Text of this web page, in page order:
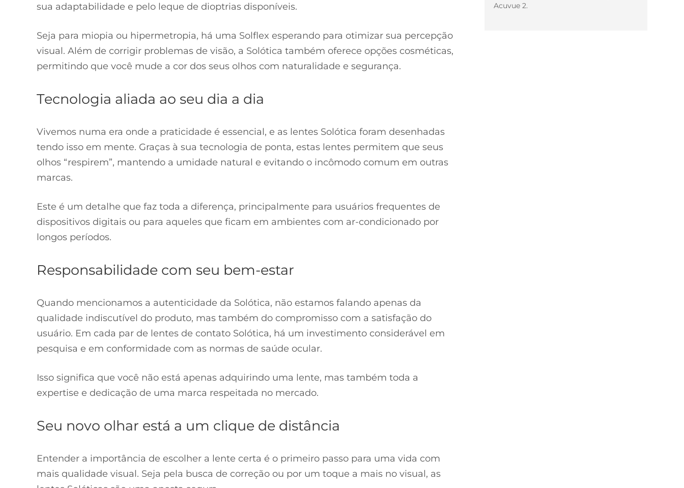
sua adaptabilidade e pelo leque de dioptrias disponíveis.
Seja para miopia ou hipermetropia, há uma Solflex esperando para otimizar sua percepção
visual. Além de corrigir problemas de visão, a Solótica também oferece opções cosméticas,
permitindo que você mude a cor dos seus olhos com naturalidade e segurança.
Tecnologia aliada ao seu dia a dia
Vivemos numa era onde a praticidade é essencial, e as lentes Solótica foram desenhadas
tendo isso em mente. Graças à sua tecnologia de ponta, estas lentes permitem que seus
olhos “respirem”, mantendo a umidade natural e evitando o incômodo comum em outras
marcas.
Este é um detalhe que faz toda a diferença, principalmente para usuários frequentes de
dispositivos digitais ou para aqueles que ficam em ambientes com ar-condicionado por
longos períodos.
Responsabilidade com seu bem-estar
Quando mencionamos a autenticidade da Solótica, não estamos falando apenas da
qualidade indiscutível do produto, mas também do compromisso com a satisfação do
usuário. Em cada par de lentes de contato Solótica, há um investimento considerável em
pesquisa e em conformidade com as normas de saúde ocular.
Isso significa que você não está apenas adquirindo uma lente, mas também toda a
expertise e dedicação de uma marca respeitada no mercado.
Seu novo olhar está a um clique de distância
Entender a importância de escolher a lente certa é o primeiro passo para uma vida com
mais qualidade visual. Seja pela busca de correção ou por um toque a mais no visual, as
Acuvue 2.